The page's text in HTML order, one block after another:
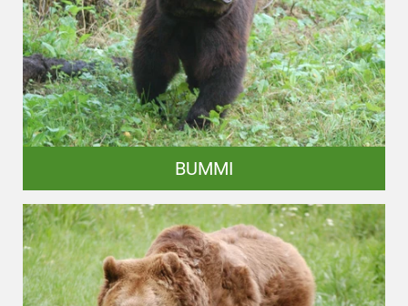
BUMMI